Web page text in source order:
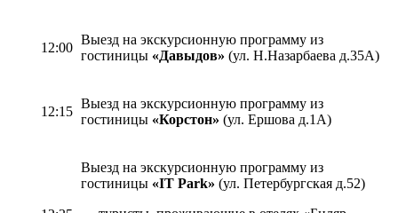
12:00
Выезд на экскурсионную программу из
гостиницы «Давыдов» (ул. Н.Назарбаева д.35А)
12:15
Выезд на экскурсионную программу из
гостиницы «Корстон» (ул. Ершова д.1А)
Выезд на экскурсионную программу из
гостиницы «IT Park» (ул. Петербургская д.52)